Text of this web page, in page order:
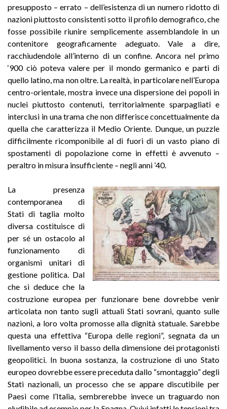
presupposto – errato – dell’esistenza di un numero ridotto di
nazioni piuttosto consistenti sotto il profilo demografico, che
fosse possibile riunire semplicemente assemblandole in un
contenitore geograficamente adeguato. Vale a dire,
racchiudendole all’interno di un confine. Ancora nel primo
‘900 ciò poteva valere per il mondo germanico e parti di
quello latino, ma non oltre. La realtà, in particolare nell’Europa
centro-orientale, mostra invece una dispersione dei popoli in
nuclei piuttosto contenuti, territorialmente sparpagliati e
interclusi in una trama che non differisce concettualmente da
quella che caratterizza il Medio Oriente. Dunque, un puzzle
difficilmente ricomponibile al di fuori di un vasto piano di
spostamenti di popolazione come in effetti è avvenuto –
peraltro in misura insufficiente – negli anni ’40.
La presenza
contemporanea di
Stati di taglia molto
diversa costituisce di
per sé un ostacolo al
funzionamento di
organismi unitari di
gestione politica. Dal
che si deduce che la
costruzione europea per funzionare bene dovrebbe venir
articolata non tanto sugli attuali Stati sovrani, quanto sulle
nazioni, a loro volta promosse alla dignità statuale. Sarebbe
questa una effettiva “Europa delle regioni”, segnata da un
livellamento verso il basso della dimensione dei protagonisti
geopolitici. In buona sostanza, la costruzione di uno Stato
europeo dovrebbe essere preceduta dallo “smontaggio” degli
Stati nazionali, un processo che se appare discutibile per
Paesi come l’Italia, sembrerebbe invece un traguardo non